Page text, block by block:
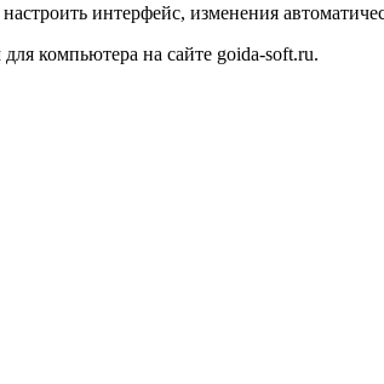
интерфейс, изменения
для компьютера на сайте goida-soft.ru.